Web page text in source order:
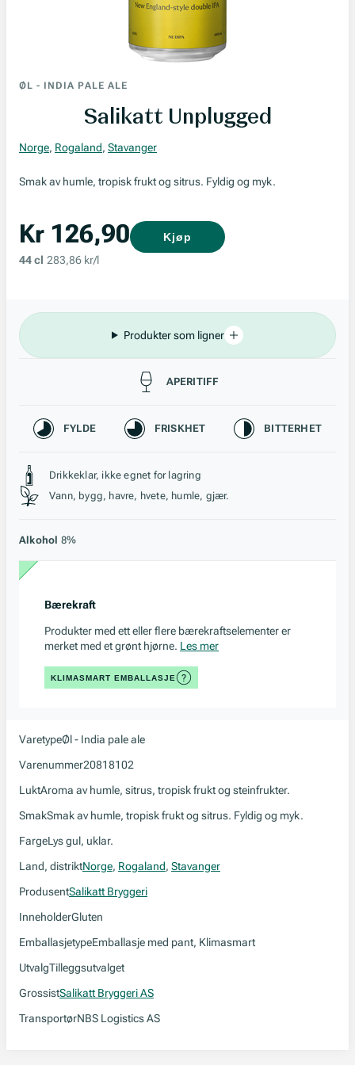
ØL - INDIA PALE ALE
Salikatt Unplugged
Norge, Rogaland, Stavanger
Smak av humle, tropisk frukt og sitrus. Fyldig og myk.
Kr 126,90
44 cl 283,86 kr/l
Kjøp
Produkter som ligner
APERITIFF
Karakteristikk
FYLDE FRISKHET BITTERHET
Stil, lagring og råstoff
Drikkeklar, ikke egnet for lagring
Vann, bygg, havre, hvete, humle, gjær.
Alkohol 8%
Bærekraft
Produkter med ett eller flere bærekraftselementer er
merket med et grønt hjørne. Les mer
KLIMASMART EMBALLASJE
VaretypeØl - India pale ale
Varenummer20818102
LuktAroma av humle, sitrus, tropisk frukt og steinfrukter.
SmakSmak av humle, tropisk frukt og sitrus. Fyldig og myk.
FargeLys gul, uklar.
Land, distriktNorge, Rogaland, Stavanger
ProdusentSalikatt Bryggeri
InneholderGluten
EmballasjetypeEmballasje med pant, Klimasmart
UtvalgTilleggsutvalget
GrossistSalikatt Bryggeri AS
TransportørNBS Logistics AS